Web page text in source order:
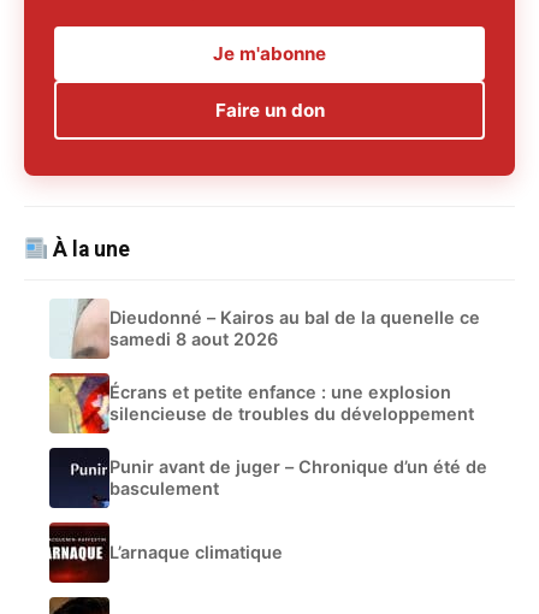
Je m'abonne
Faire un don
À la une
Dieudonné – Kairos au bal de la quenelle ce
samedi 8 aout 2026
Écrans et petite enfance : une explosion
silencieuse de troubles du développement
Punir avant de juger – Chronique d’un été de
basculement
L’arnaque climatique